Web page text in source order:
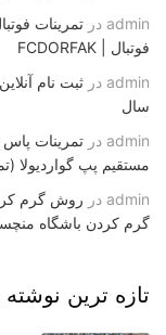
admin در تمرینات
فوتبال | FCDORFAK
admin در
سال
admin در تمرینات پاس
مستقیم پپ گواردیولا
admin در روش گرم
گرم کردن باشگاه
تازه ترین نوشته